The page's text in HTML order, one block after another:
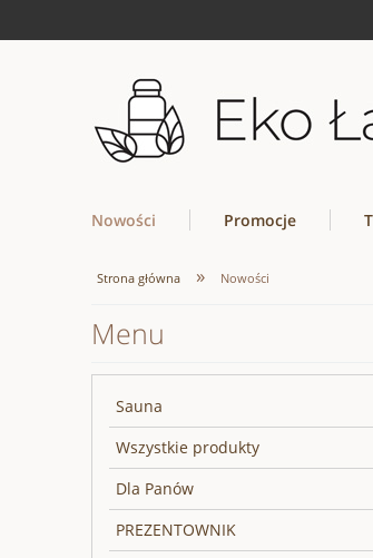
Nowości Promocje
Strona główna » Nowości
Menu
Sauna
Wszystkie produkty
Dla Panów
PREZENTOWNIK